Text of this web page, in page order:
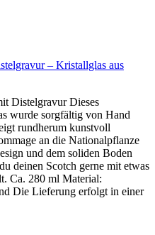
– Kristallglas aus
Distelgravur Dieses
wurde sorgfältig von Hand
rundherum kunstvoll
an die Nationalpflanze
und dem soliden Boden
deinen Scotch gerne mit etwas
Ca. 280 ml Material:
Die Lieferung erfolgt in einer